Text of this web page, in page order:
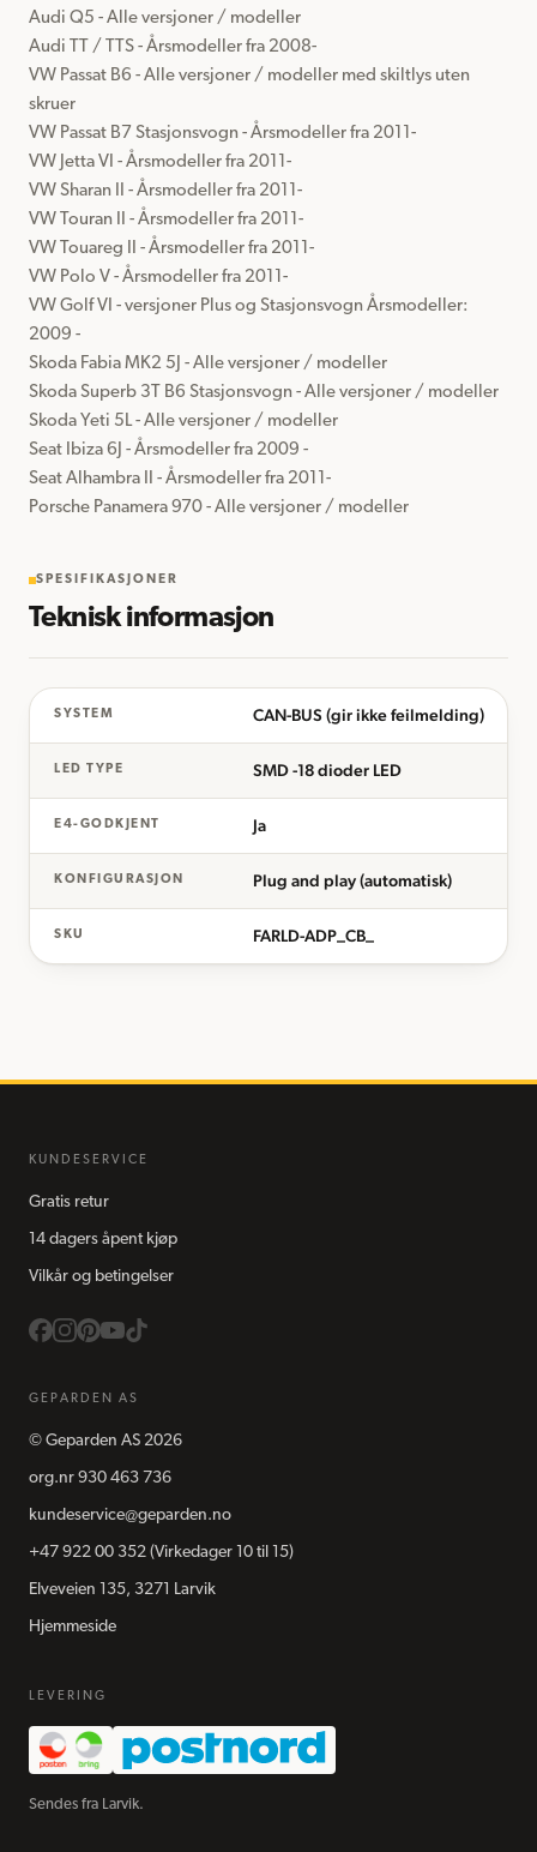
Audi Q5 - Alle versjoner / modeller
Audi TT / TTS - Årsmodeller fra 2008-
VW Passat B6 - Alle versjoner / modeller med skiltlys uten
skruer
VW Passat B7 Stasjonsvogn - Årsmodeller fra 2011-
VW Jetta VI - Årsmodeller fra 2011-
VW Sharan II - Årsmodeller fra 2011-
VW Touran II - Årsmodeller fra 2011-
VW Touareg II - Årsmodeller fra 2011-
VW Polo V - Årsmodeller fra 2011-
VW Golf VI - versjoner Plus og Stasjonsvogn Årsmodeller:
2009 -
Skoda Fabia MK2 5J - Alle versjoner / modeller
Skoda Superb 3T B6 Stasjonsvogn - Alle versjoner / modeller
Skoda Yeti 5L - Alle versjoner / modeller
Seat Ibiza 6J - Årsmodeller fra 2009 -
Seat Alhambra II - Årsmodeller fra 2011-
Porsche Panamera 970 - Alle versjoner / modeller
SPESIFIKASJONER
Teknisk informasjon
SYSTEM CAN-BUS (gir ikke feilmelding)
LED TYPE SMD -18 dioder LED
E4-GODKJENT Ja
KONFIGURASJON Plug and play (automatisk)
SKU FARLD-ADP_CB_
KUNDESERVICE
Gratis retur
14 dagers åpent kjøp
Vilkår og betingelser
GEPARDEN AS
© Geparden AS 2026
org.nr 930 463 736
kundeservice@geparden.no
+47 922 00 352 (Virkedager 10 til 15)
Elveveien 135, 3271 Larvik
Hjemmeside
LEVERING
Sendes fra Larvik.